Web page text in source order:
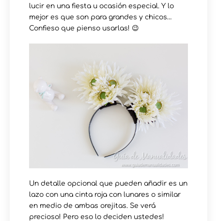
lucir en una fiesta u ocasión especial. Y lo
mejor es que son para grandes y chicos…
Confieso que pienso usarlas! 😉
Un detalle opcional que pueden añadir es un
lazo con una cinta roja con lunares o similar
en medio de ambas orejitas. Se verá
precioso! Pero eso lo deciden ustedes!